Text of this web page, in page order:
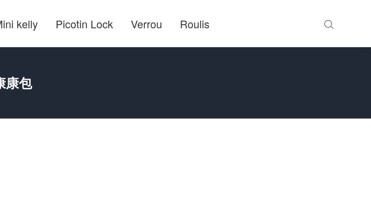
kelly Picotin Lock Verrou Roulis 
康包